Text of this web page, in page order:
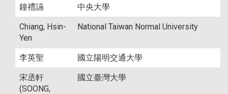
鐘禮讌 中央大學
Chiang, Hsin-
Yen
National Taiwan Normal University
李英聖 國立陽明交通大學
宋丞軒
(SOONG,
國立臺灣大學